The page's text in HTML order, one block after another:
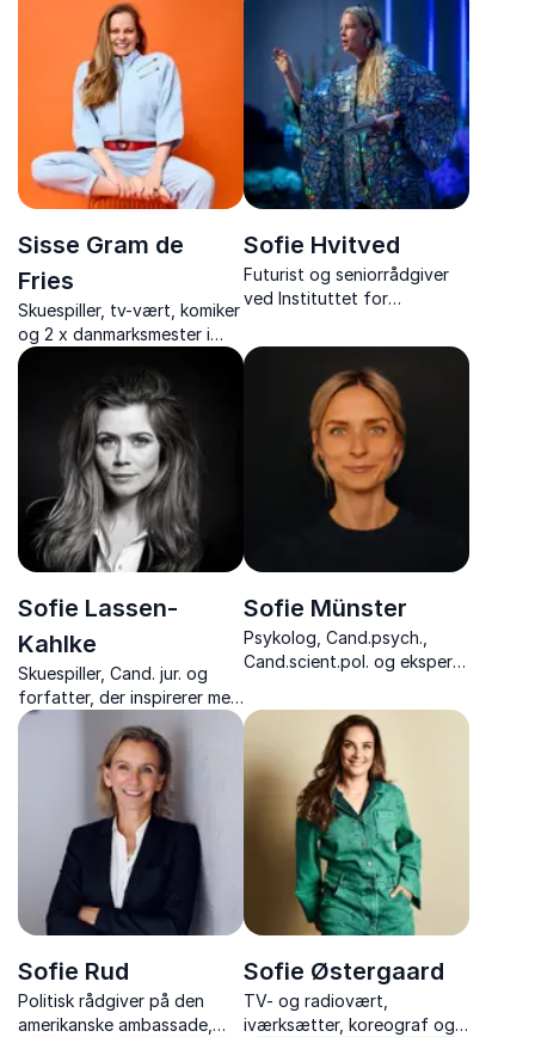
ildsjæl med passion for
fællesskab, bæredygtighed
og menneskelighed.
historier om livsglæde, mod
og ansvar for eget liv.
Sisse Gram de
Fries
Skuespiller, tv-vært, komiker
og 2 x danmarksmester i
impro comedy, der inspirerer
til at spille hinanden gode
og sparke arbejdsglæden i
vejret
Sofie Hvitved
Futurist og seniorrådgiver
ved Instituttet for
teknologi og medier.
Sofie Lassen-
Kahlke
Skuespiller, Cand. jur. og
forfatter, der inspirerer med
foredrag om personlig
branding, modet til at lykkes
og forfatterskab
Sofie Münster
Psykolog, Cand.psych.,
Cand.scient.pol. og ekspert i
Sofie Rud
Politisk rådgiver på den
amerikanske ambassade,
Sofie Østergaard
TV- og radiovært,
iværksætter, koreograf og